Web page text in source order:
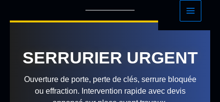
SERRURIER URGENT
Ouverture de porte, perte de clés, serrure bloquée
ou effraction. Intervention rapide avec devis